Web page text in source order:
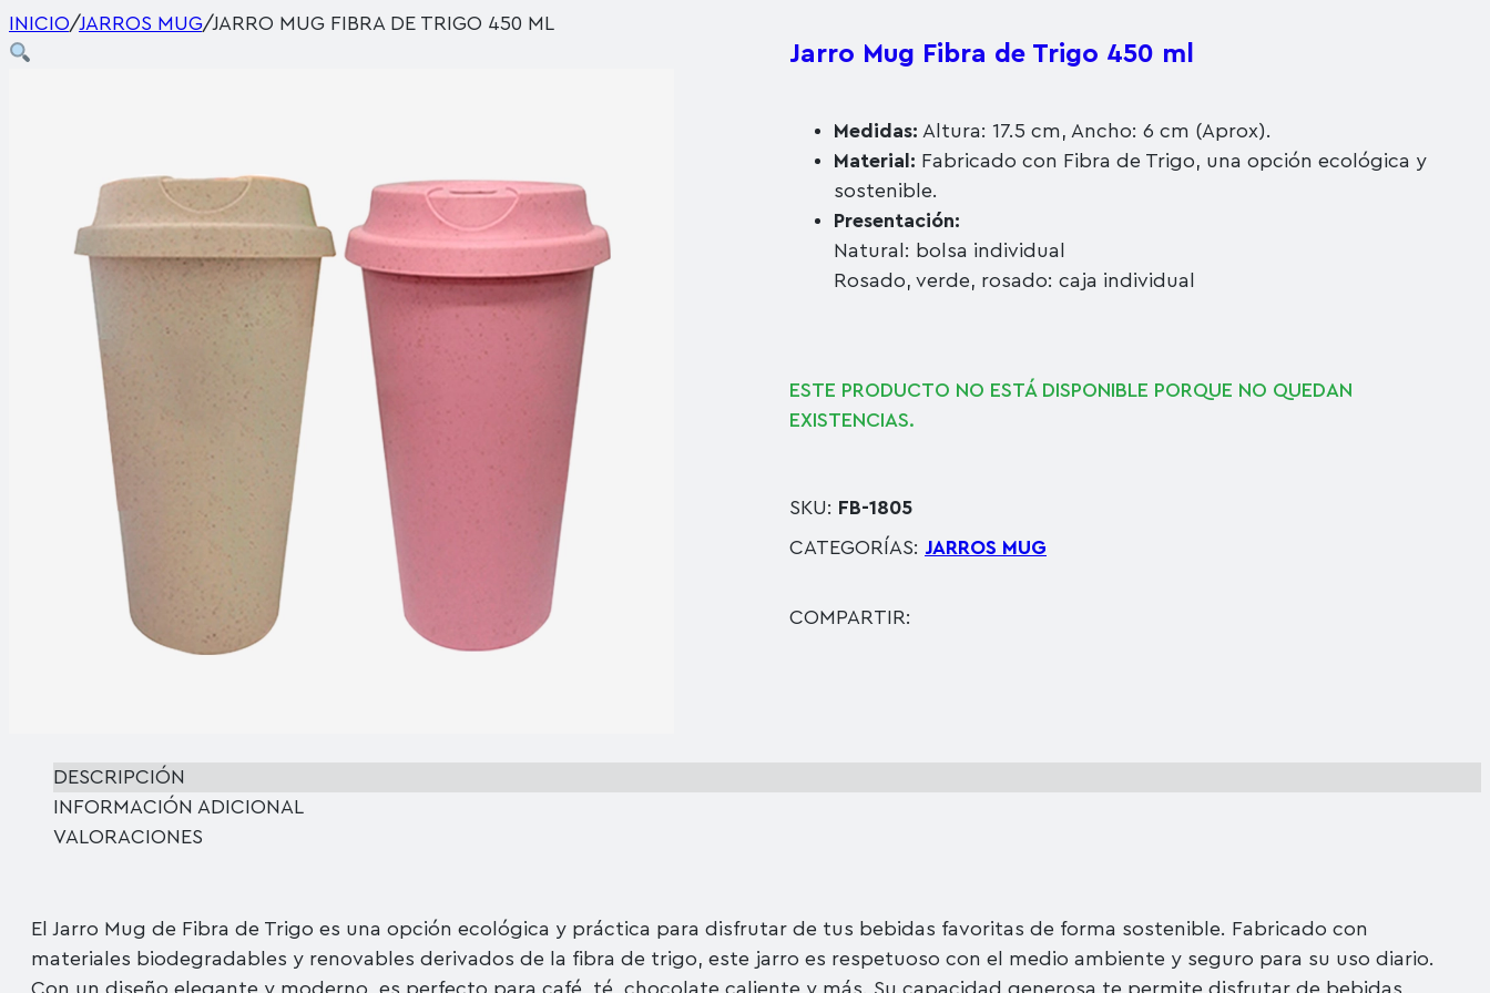
INICIO/JARROS MUG/JARRO MUG FIBRA DE TRIGO 450 ML
Jarro Mug Fibra de Trigo 450 ml
Medidas: Altura: 17.5 cm, Ancho: 6 cm (Aprox).
Material: Fabricado con Fibra de Trigo, una opción ecológica y
sostenible.
Presentación:
Natural: bolsa individual
Rosado, verde, rosado: caja individual
ESTE PRODUCTO NO ESTÁ DISPONIBLE PORQUE NO QUEDAN
EXISTENCIAS.
SKU: FB-1805
CATEGORÍAS: JARROS MUG
COMPARTIR:
DESCRIPCIÓN
INFORMACIÓN ADICIONAL
VALORACIONES
El Jarro Mug de Fibra de Trigo es una opción ecológica y práctica para disfrutar de tus bebidas favoritas de forma sostenible. Fabricado con
materiales biodegradables y renovables derivados de la fibra de trigo, este jarro es respetuoso con el medio ambiente y seguro para su uso diario.
Con un diseño elegante y moderno, es perfecto para café, té, chocolate caliente y más. Su capacidad generosa te permite disfrutar de bebidas